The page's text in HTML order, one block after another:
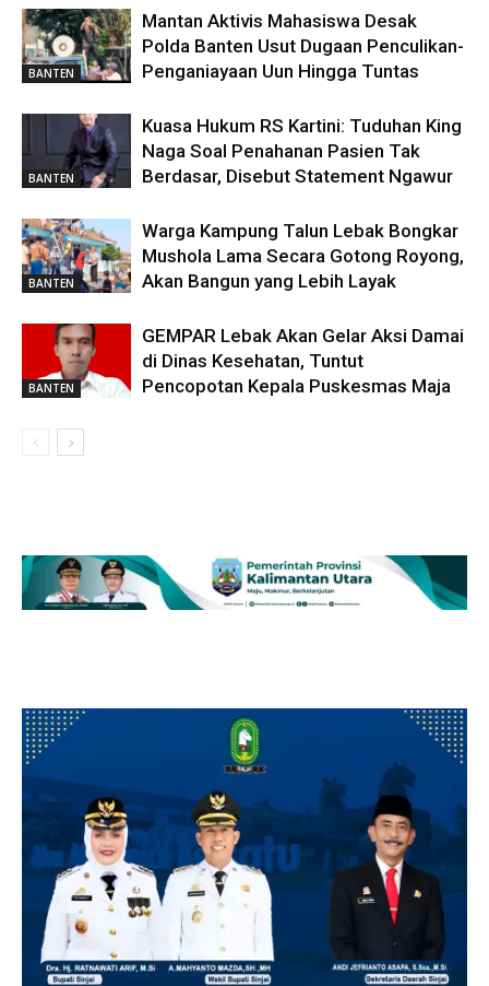
BANTEN
Mantan Aktivis Mahasiswa Desak
Polda Banten Usut Dugaan Penculikan-
Penganiayaan Uun Hingga Tuntas
BANTEN
Kuasa Hukum RS Kartini: Tuduhan King
Naga Soal Penahanan Pasien Tak
Berdasar, Disebut Statement Ngawur
BANTEN
Warga Kampung Talun Lebak Bongkar
Mushola Lama Secara Gotong Royong,
Akan Bangun yang Lebih Layak
BANTEN
GEMPAR Lebak Akan Gelar Aksi Damai
di Dinas Kesehatan, Tuntut
Pencopotan Kepala Puskesmas Maja